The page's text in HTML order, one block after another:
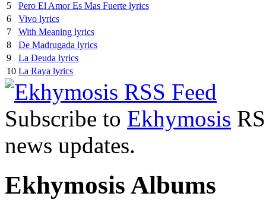
5
Pero El Amor Es Mas Fuerte lyrics
6
Vivo lyrics
7
With Meaning lyrics
8
De Madrugada lyrics
9
La Deuda lyrics
10 La Raya lyrics
Subscribe to Ekhymosis
news updates.
Ekhymosis Albums